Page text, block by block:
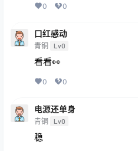
0 0
口红感动
青铜 Lv0
看看👀
0 0
电源还单身
青铜 Lv0
稳